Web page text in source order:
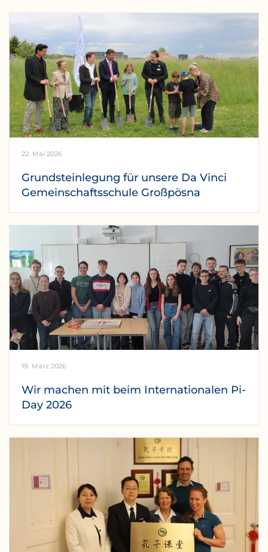
22. Mai 2026
Grundsteinlegung für unsere Da Vinci
Gemeinschaftsschule Großpösna
19. März 2026
Wir machen mit beim Internationalen Pi-
Day 2026